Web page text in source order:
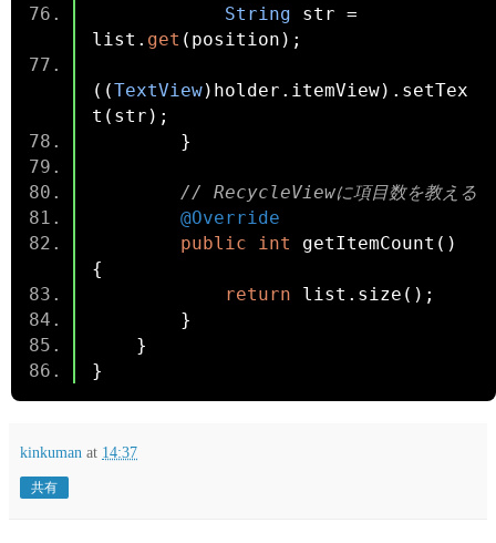
String str =
list . get ( position );
((TextView) holder . itemView). setTex
t ( str );
}
// RecycleViewに項目数を教える
@Override
public
int getItemCount ()
{
return list . size ();
}
}
}
kinkuman at 14:37
共有